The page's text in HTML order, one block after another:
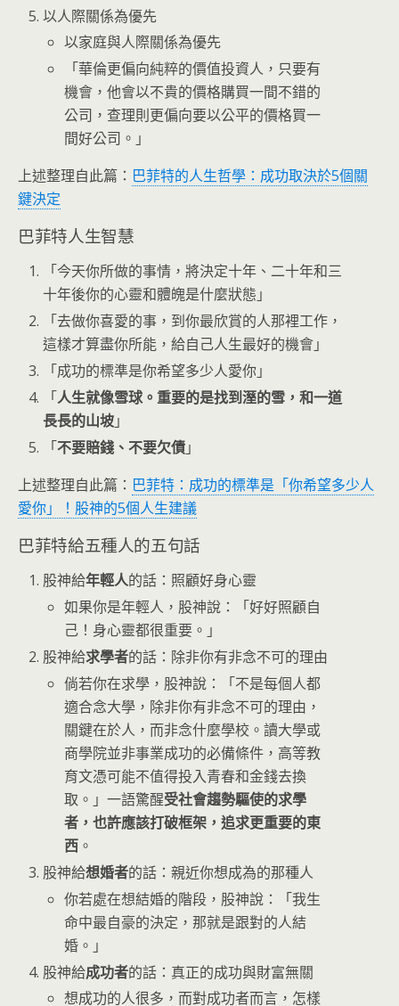
以人際關係為優先
以家庭與人際關係為優先
「華倫更偏向純粹的價值投資人，只要有
機會，他會以不貴的價格購買一間不錯的
公司，查理則更偏向要以公平的價格買一
間好公司。」
上述整理自此篇： 巴菲特的人生哲學：成功取決於5個關
鍵決定
巴菲特人生智慧
「今天你所做的事情，將決定十年、二十年和三
十年後你的心靈和體魄是什麼狀態」
「去做你喜愛的事，到你最欣賞的人那裡工作，
這樣才算盡你所能，給自己人生最好的機會」
「成功的標準是你希望多少人愛你」
「人生就像雪球。重要的是找到溼的雪，和一道
長長的山坡」
「不要賠錢、不要欠債」
上述整理自此篇： 巴菲特：成功的標準是「你希望多少人
愛你」！股神的5個人生建議
巴菲特給五種人的五句話
股神給年輕人的話：照顧好身心靈
如果你是年輕人，股神說：「好好照顧自
己！身心靈都很重要。」
股神給求學者的話：除非你有非念不可的理由
倘若你在求學，股神說：「不是每個人都
適合念大學，除非你有非念不可的理由，
關鍵在於人，而非念什麼學校。讀大學或
商學院並非事業成功的必備條件，高等教
育文憑可能不值得投入青春和金錢去換
取。」一語驚醒受社會趨勢驅使的求學
者，也許應該打破框架，追求更重要的東
西 。
股神給想婚者的話：親近你想成為的那種人
你若處在想結婚的階段，股神說：「我生
命中最自豪的決定，那就是跟對的人結
婚。」
股神給成功者的話：真正的成功與財富無關
想成功的人很多，而對成功者而言，怎樣